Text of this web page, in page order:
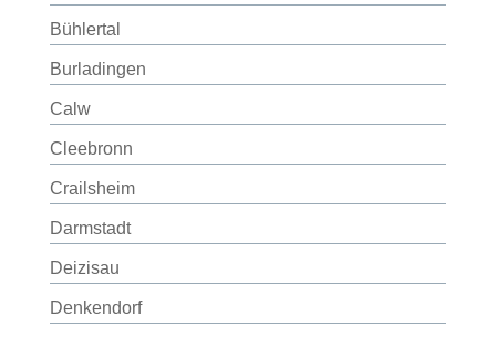
Bühlertal
Burladingen
Calw
Cleebronn
Crailsheim
Darmstadt
Deizisau
Denkendorf